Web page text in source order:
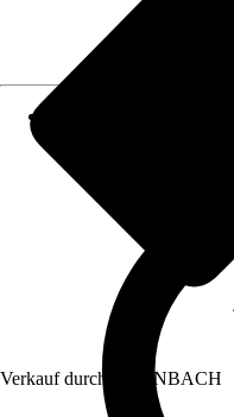
Verkauf durch: HORNBACH